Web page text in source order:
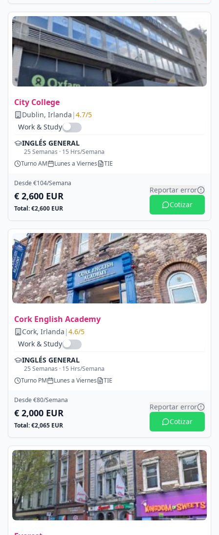
City College
Dublin, Irlanda |4.7/5
Work & Study
INGLÉS GENERAL
25 Semanas · 15 Hrs/Semana
TurnoAM Lunes a Viernes TIE
Desde €104/Semana
€ 2,600 EUR
Total: €2,600 EUR
Reportar error
Cotizar
Cork English Academy
Cork, Irlanda |4.6/5
Work & Study
INGLÉS GENERAL
25 Semanas · 15 Hrs/Semana
Turno PM Lunes a Viernes TIE
Desde €80/Semana
€ 2,000 EUR
Total: €2,065 EUR
Reportar error
Cotizar